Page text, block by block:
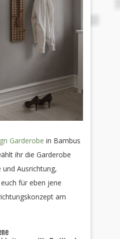
Garderobe in Bambus
ihr die Garderobe
Ausrichtung,
für eben jene
am